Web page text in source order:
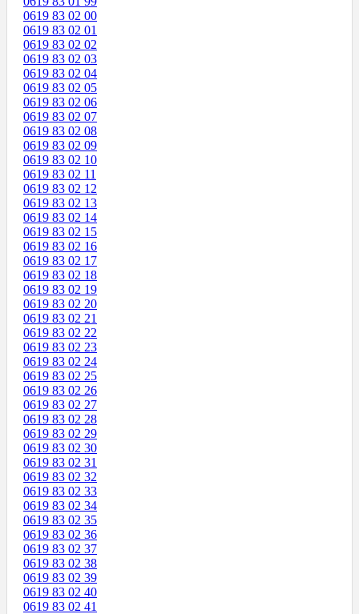
0619 83 02 00
0619 83 02 01
0619 83 02 02
0619 83 02 03
0619 83 02 04
0619 83 02 05
0619 83 02 06
0619 83 02 07
0619 83 02 08
0619 83 02 09
0619 83 02 10
0619 83 02 11
0619 83 02 12
0619 83 02 13
0619 83 02 14
0619 83 02 15
0619 83 02 16
0619 83 02 17
0619 83 02 18
0619 83 02 19
0619 83 02 20
0619 83 02 21
0619 83 02 22
0619 83 02 23
0619 83 02 24
0619 83 02 25
0619 83 02 26
0619 83 02 27
0619 83 02 28
0619 83 02 29
0619 83 02 30
0619 83 02 31
0619 83 02 32
0619 83 02 33
0619 83 02 34
0619 83 02 35
0619 83 02 36
0619 83 02 37
0619 83 02 38
0619 83 02 39
0619 83 02 40
0619 83 02 41